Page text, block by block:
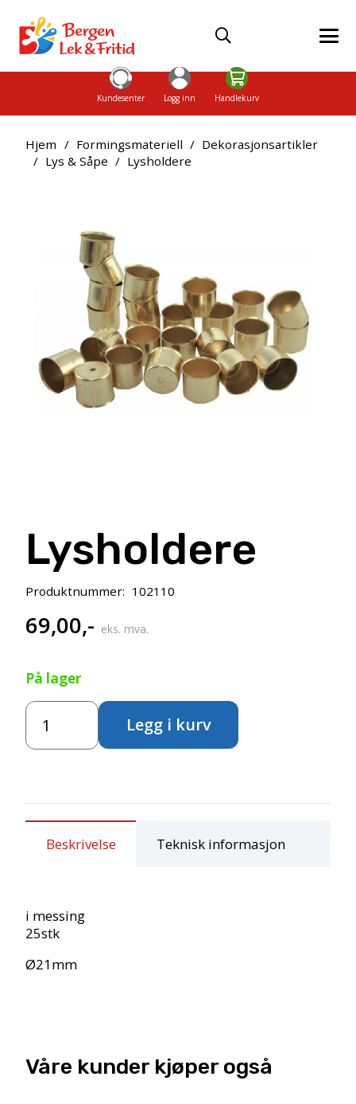
Kundesenter Logg inn Handlekurv
Hjem / Formingsmateriell / Dekorasjonsartikler
/ Lys & Såpe / Lysholdere
Lysholdere
Produktnummer: 102110
69,00,- eks. mva.
På lager
Lysholdere
antall
Legg i kurv
Beskrivelse Teknisk informasjon
i messing
25stk
Ø21mm
Våre kunder kjøper også